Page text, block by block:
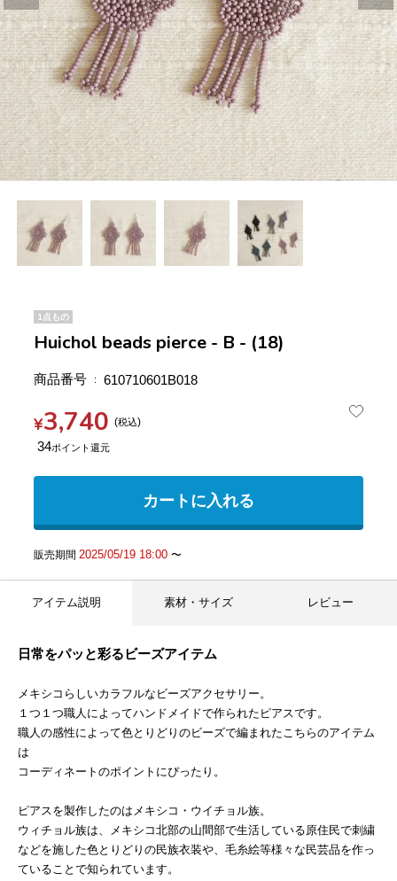
1点もの
Huichol beads pierce - B - (18)
商品番号 610710601B018
¥3,740 税込
34
カートに入れる
販売期間 2025/05/19 18:00〜
アイテム説明 素材・サイズ レビュー
日常をパッと彩るビーズアイテム
メキシコらしいカラフルなビーズアクセサリー。
１つ１つ職人によってハンドメイドで作られたピアスです。
職人の感性によって色とりどりのビーズで編まれたこちらのアイテム
は
コーディネートのポイントにぴったり。
ピアスを製作したのはメキシコ・ウイチョル族。
ウィチョル族は、メキシコ北部の山間部で生活している原住民で刺繍
などを施した色とりどりの民族衣装や、毛糸絵等様々な民芸品を作っ
ていることで知られています。